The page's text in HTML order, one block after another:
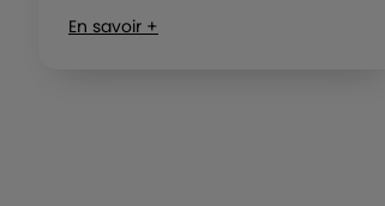
En savoir +